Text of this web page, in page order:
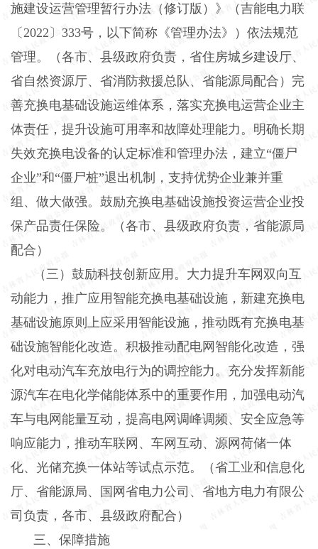
施建设运营管理暂行办法（修订版）》（吉能电力联
〔2022〕333号，以下简称《管理办法》）依法规范
管理。（各市、县级政府负责，省住房城乡建设厅、
省自然资源厅、省消防救援总队、省能源局配合）完
善充换电基础设施运维体系，落实充换电运营企业主
体责任，提升设施可用率和故障处理能力。明确长期
失效充换电设备的认定标准和管理办法，建立“僵尸
企业”和“僵尸桩”退出机制，支持优势企业兼并重
组、做大做强。鼓励充换电基础设施投资运营企业投
保产品责任保险。（各市、县级政府负责，省能源局
配合）
（三）鼓励科技创新应用。大力提升车网双向互
动能力，推广应用智能充换电基础设施，新建充换电
基础设施原则上应采用智能设施，推动既有充换电基
础设施智能化改造。积极推动配电网智能化改造，强
化对电动汽车充放电行为的调控能力。充分发挥新能
源汽车在电化学储能体系中的重要作用，加强电动汽
车与电网能量互动，提高电网调峰调频、安全应急等
响应能力，推动车联网、车网互动、源网荷储一体
化、光储充换一体站等试点示范。（省工业和信息化
厅、省能源局、国网省电力公司、省地方电力有限公
司负责，各市、县级政府配合）
三、保障措施